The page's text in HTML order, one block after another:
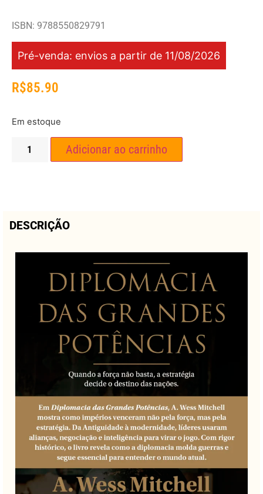
ISBN: 9788550829791
Pré-venda: envios a partir de 11/08/2026
R$85.90
Em estoque
Adicionar ao carrinho
DESCRIÇÃO